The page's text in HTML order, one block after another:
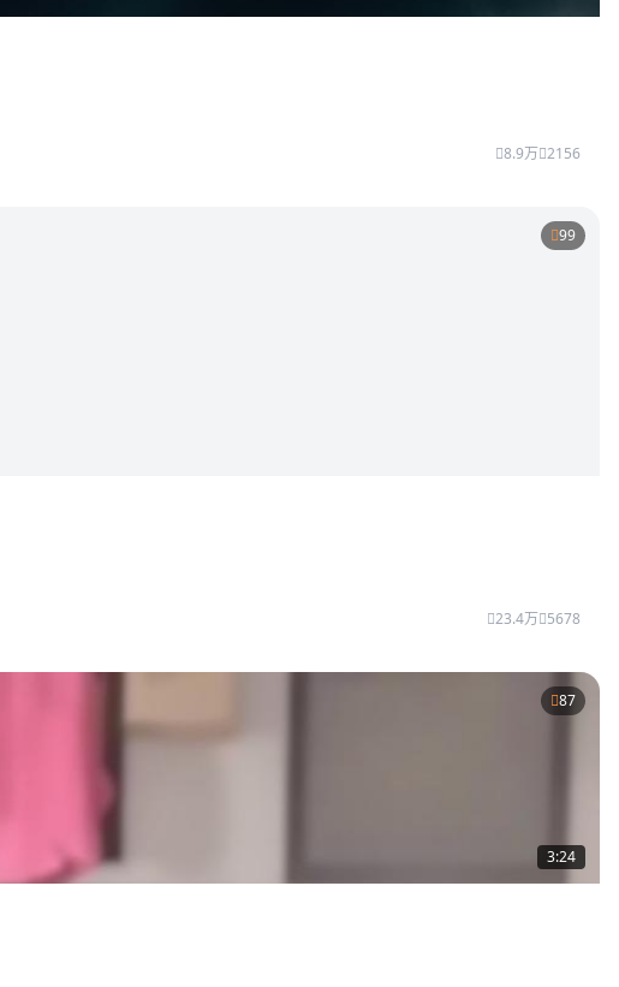
8.9万 2156
99
23.4万 5678
87
3:24